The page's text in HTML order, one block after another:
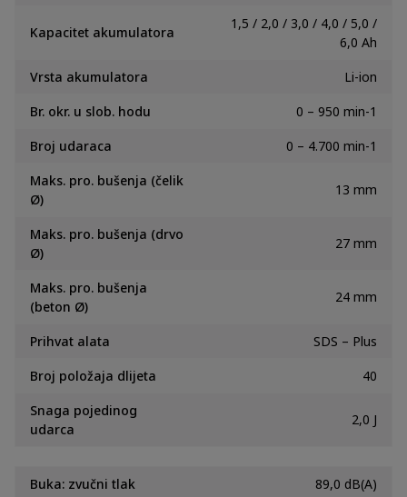
Kapacitet akumulatora
1,5 / 2,0 / 3,0 / 4,0 / 5,0 /
6,0 Ah
Vrsta akumulatora
Li-ion
Br. okr. u slob. hodu
0 – 950 min-1
Broj udaraca
0 – 4.700 min-1
Maks. pro. bušenja (čelik
Ø)
13 mm
Maks. pro. bušenja (drvo
Ø)
27 mm
Maks. pro. bušenja
(beton Ø)
24 mm
Prihvat alata
SDS – Plus
Broj položaja dlijeta
40
Snaga pojedinog
udarca
2,0 J
Buka: zvučni tlak
89,0 dB(A)